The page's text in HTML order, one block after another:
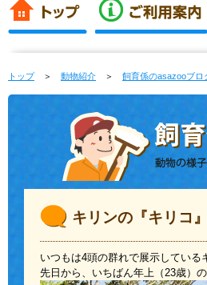
トップ＞ 動物紹介 ＞ 飼育係のasazooブロ
キリンの『キリコ
いつもは4頭の群れで展示している
先日から、いちばん年上（23歳）